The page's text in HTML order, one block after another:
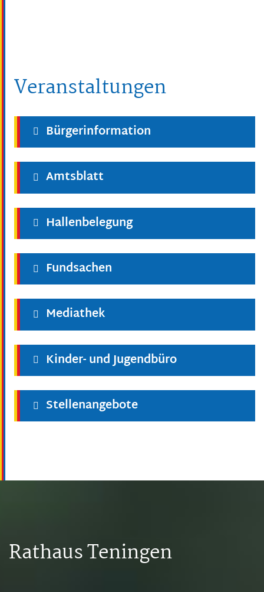
Veranstaltungen
Bürgerinformation
Amtsblatt
Hallenbelegung
Fundsachen
Mediathek
Kinder- und Jugendbüro
Stellenangebote
Rathaus Teningen